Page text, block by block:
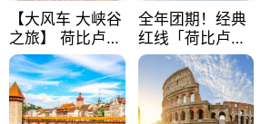
【大风车 大峡谷
之旅】 荷比卢德
法 巴黎上下 经
典五国四日游
488欧/人
全年团期！经典
红线「荷比卢德
法」七天循环 五
国 仅售99欧/人/
天！巴黎上下！
包拼房~